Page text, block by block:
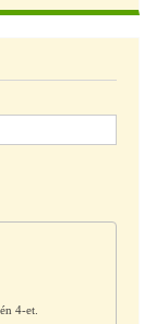
4-et.